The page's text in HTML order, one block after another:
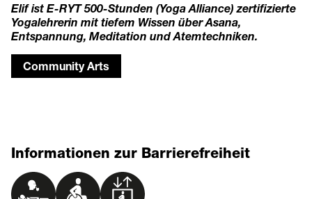
Elif ist E-RYT 500-Stunden (Yoga Alliance) zertifizierte
Yogalehrerin mit tiefem Wissen über Asana,
Entspannung, Meditation und Atemtechniken.
Community Arts
Informationen zur Barrierefreiheit